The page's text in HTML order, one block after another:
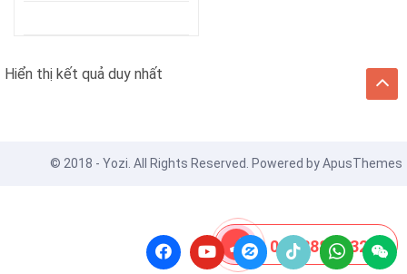
Hiển thị kết quả duy nhất
© 2018 - Yozi. All Rights Reserved. Powered byApusThemes
08 8888 0532